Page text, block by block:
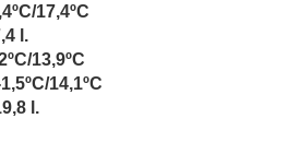
17,4ºC
l.
13,9ºC
14,1ºC
l.